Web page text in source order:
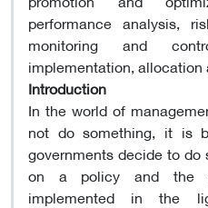
performance analysis,
monitoring and
implementation,
Introduction
In the world of
not do something, it is
governments decide to
on a policy and the
implemented in the